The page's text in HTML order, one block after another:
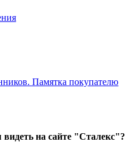
Памятка покупателю
на сайте "Сталекс"?